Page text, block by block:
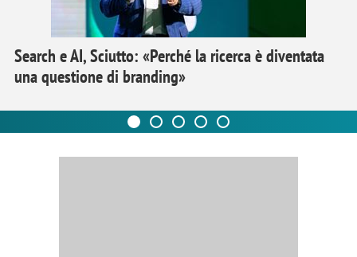
Search e AI, Sciutto: «Perché la ricerca è diventata
una questione di branding»